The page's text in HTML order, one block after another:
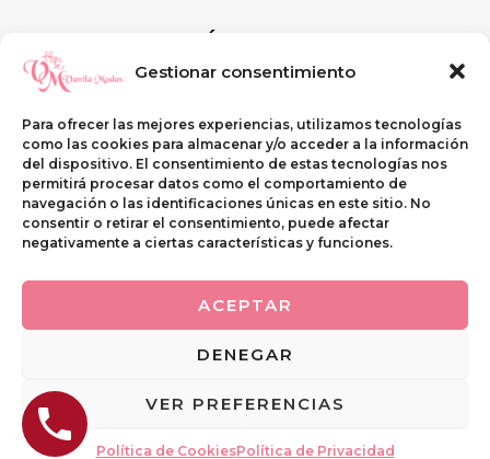
Gestionar consentimiento
Para ofrecer las mejores experiencias, utilizamos tecnologías
como las cookies para almacenar y/o acceder a la información
del dispositivo. El consentimiento de estas tecnologías nos
permitirá procesar datos como el comportamiento de
navegación o las identificaciones únicas en este sitio. No
consentir o retirar el consentimiento, puede afectar
negativamente a ciertas características y funciones.
ACEPTAR
DENEGAR
VER PREFERENCIAS
Política de CookiesPolítica de Privacidad
ATENCIÓN AL CLIENTE
Mi Cuenta
Preguntas Frecuentes
Envíos y Devoluciones
SI QUIERES VISITARNOS
PUENTE GENIL (Córdoba)
Telf. 633 268 438
Copyright © 2026 Rocío Leal Guerrero | Diseñado